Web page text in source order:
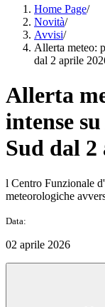
Home Page/
Novità/
Avvisi/
Allerta meteo:
dal 2 aprile
Allerta
intense
Sud dal 2
l Centro Funzionale
meteorologiche
Data:
02 aprile 2026